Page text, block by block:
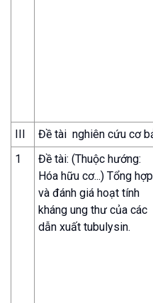
III
Đề tài nghiên cứu cơ
1
Đề tài: (Thuộc hướng:
Hóa hữu cơ...) Tổng hợp
và đánh giá hoạt tính
kháng ung thư của các
dẫn xuất tubulysin.